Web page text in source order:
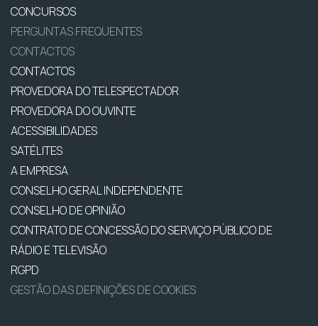
CONCURSOS
PERGUNTAS FREQUENTES
CONTACTOS
CONTACTOS
PROVEDORA DO TELESPECTADOR
PROVEDORA DO OUVINTE
ACESSIBILIDADES
SATÉLITES
A EMPRESA
CONSELHO GERAL INDEPENDENTE
CONSELHO DE OPINIÃO
CONTRATO DE CONCESSÃO DO SERVIÇO PÚBLICO DE
RÁDIO E TELEVISÃO
RGPD
GESTÃO DAS DEFINIÇÕES DE COOKIES